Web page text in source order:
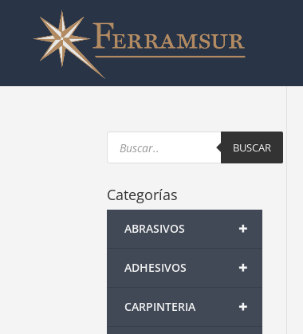
Products
search BUSCAR
Categorías
+
ABRASIVOS
+
ADHESIVOS
+
CARPINTERIA